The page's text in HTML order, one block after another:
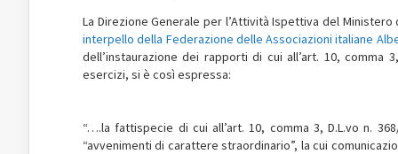
La Direzione Generale per l’Attività Ispettiva del
interpello della Federazione delle Associazioni italiane
dell’instaurazione dei rapporti di cui all’art. 10, comma
esercizi, si è così espressa:
“….la fattispecie di cui all’art. 10, comma 3, D.L.vo n.
“avvenimenti di carattere straordinario”, la cui